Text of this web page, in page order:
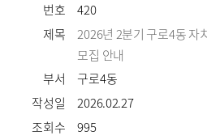
번호
420
제목
2026년 2분기 구로4동 자
모집 안내
부서
구로4동
작성일
2026.02.27
조회수
995